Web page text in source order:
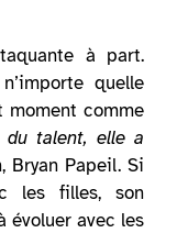
à part.
quelle
comme
du talent, elle a
Bryan Papeil. Si
les filles, son
évoluer avec les